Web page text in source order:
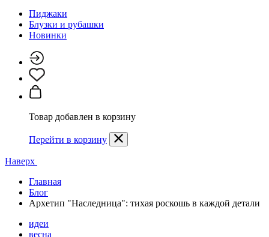
Пиджаки
Блузки и рубашки
Новинки
Товар добавлен в корзину
Перейти в корзину
Наверх
Главная
Блог
Архетип "Наследница": тихая роскошь в каждой детали
идеи
весна